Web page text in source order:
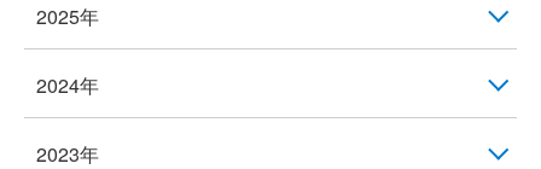
2025年
2024年
2023年